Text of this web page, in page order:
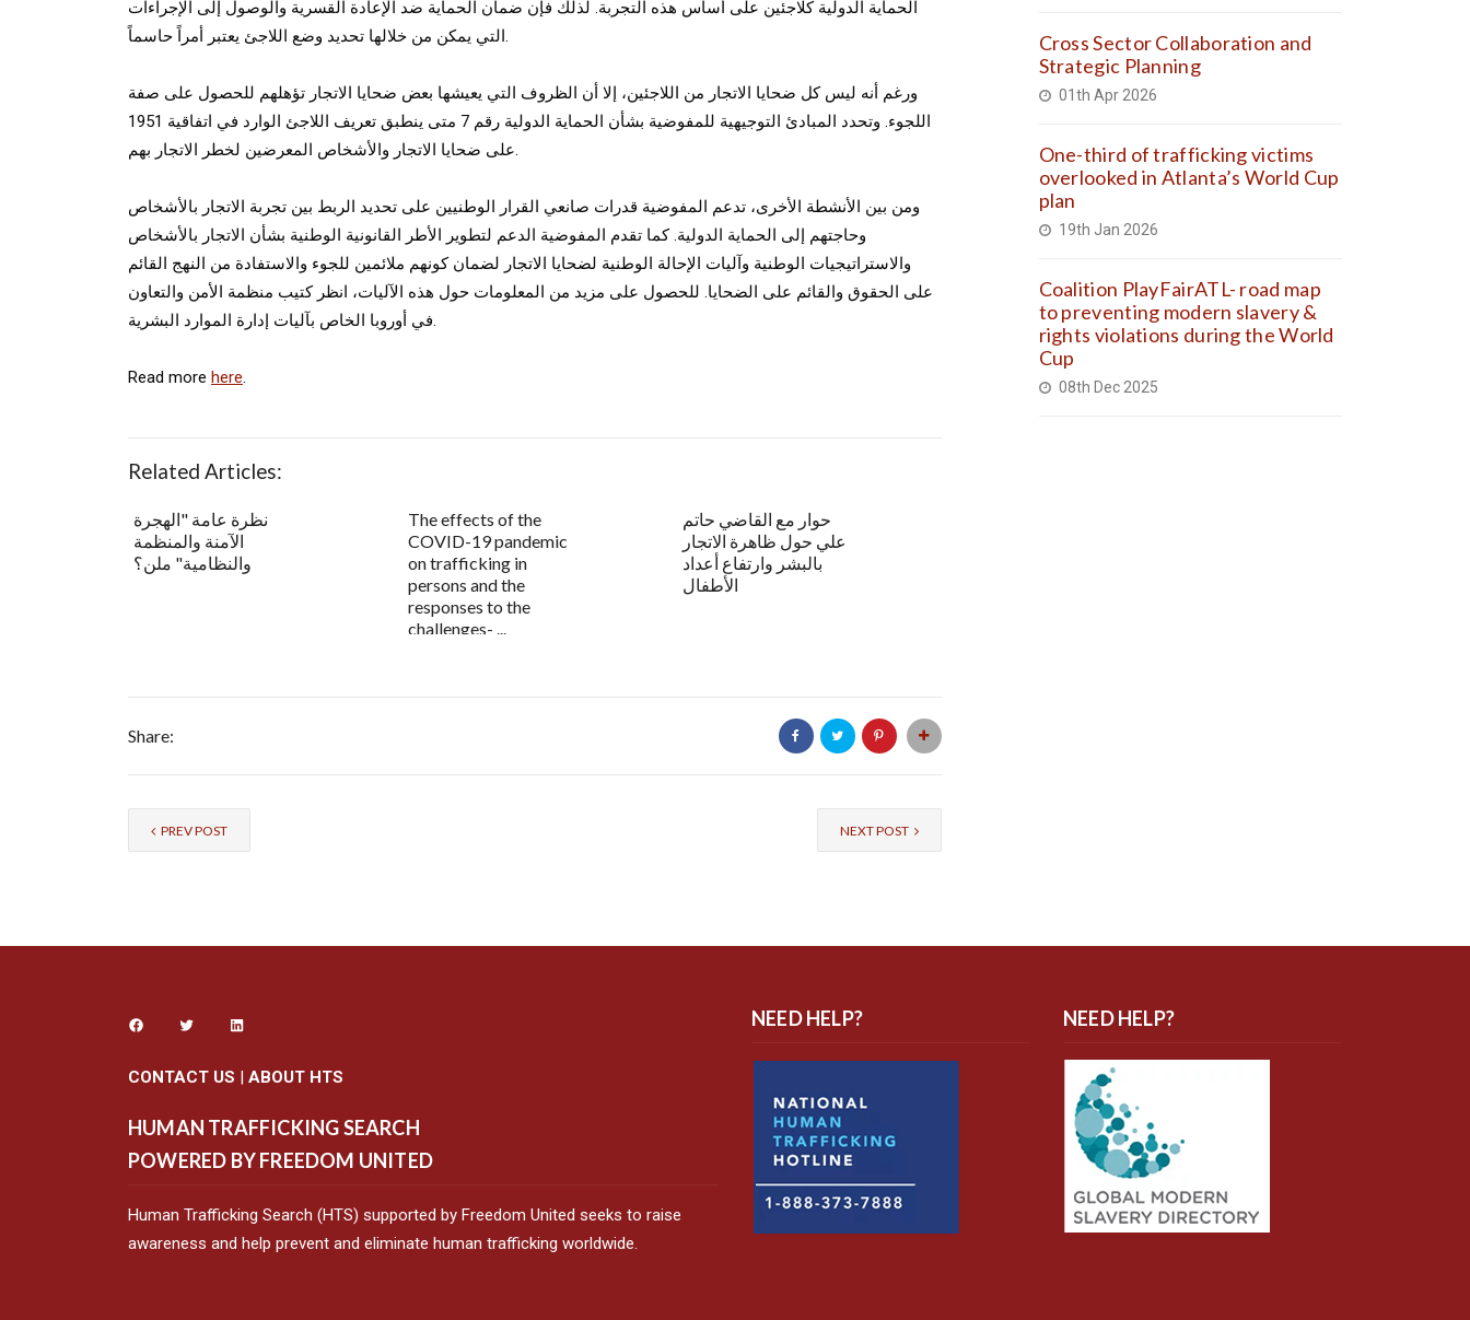
الحماية الدولية كلاجئين على أساس هذه التجربة. لذلك فإن ضمان الحماية ضد الإعادة القسرية والوصول إلى الإجراءات
التي يمكن من خلالها تحديد وضع اللاجئ يعتبر أمراً حاسماً.
ورغم أنه ليس كل ضحايا الاتجار من اللاجئين، إلا أن الظروف التي يعيشها بعض ضحايا الاتجار تؤهلهم للحصول على صفة
اللجوء. وتحدد المبادئ التوجيهية للمفوضية بشأن الحماية الدولية رقم 7 متى ينطبق تعريف اللاجئ الوارد في اتفاقية 1951
على ضحايا الاتجار والأشخاص المعرضين لخطر الاتجار بهم.
ومن بين الأنشطة الأخرى، تدعم المفوضية قدرات صانعي القرار الوطنيين على تحديد الربط بين تجربة الاتجار بالأشخاص
وحاجتهم إلى الحماية الدولية. كما تقدم المفوضية الدعم لتطوير الأطر القانونية الوطنية بشأن الاتجار بالأشخاص
والاستراتيجيات الوطنية وآليات الإحالة الوطنية لضحايا الاتجار لضمان كونهم ملائمين للجوء والاستفادة من النهج القائم
على الحقوق والقائم على الضحايا. للحصول على مزيد من المعلومات حول هذه الآليات، انظر كتيب منظمة الأمن والتعاون
في أوروبا الخاص بآليات إدارة الموارد البشرية.
Read more here.
Related Articles:
نظرة عامة "الهجرة
الآمنة والمنظمة
والنظامية" ملن؟
The effects of the
COVID-19 pandemic
on trafficking in
persons and the
responses to the
challenges- ...
حوار مع القاضي حاتم
علي حول ظاهرة الاتجار
بالبشر وارتفاع أعداد
الأطفال
Share:
PREV POST NEXT POST
Cross Sector Collaboration and
Strategic Planning
01th Apr 2026
One-third of trafficking victims
overlooked in Atlanta’s World Cup
plan
19th Jan 2026
Coalition PlayFairATL- road map
to preventing modern slavery &
rights violations during the World
Cup
08th Dec 2025
CONTACT US | ABOUT HTS
HUMAN TRAFFICKING SEARCH
POWERED BY FREEDOM UNITED
Human Trafficking Search (HTS) supported by Freedom United seeks to raise
awareness and help prevent and eliminate human trafficking worldwide.
NEED HELP? NEED HELP?